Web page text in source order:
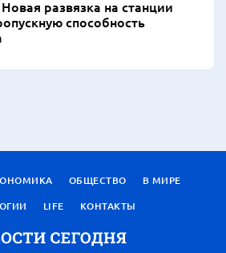
развязка на станции
способность
ОБЩЕСТВО
В МИРЕ
LIFE КОНТАКТЫ